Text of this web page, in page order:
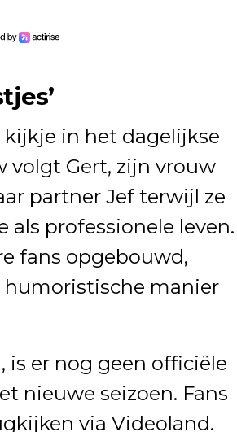
in het dagelijkse
volgt Gert, zijn vrouw
partner Jef terwijl ze
als professionele leven.
fans opgebouwd,
humoristische manier
is er nog geen officiële
nieuwe seizoen. Fans
via Videoland.